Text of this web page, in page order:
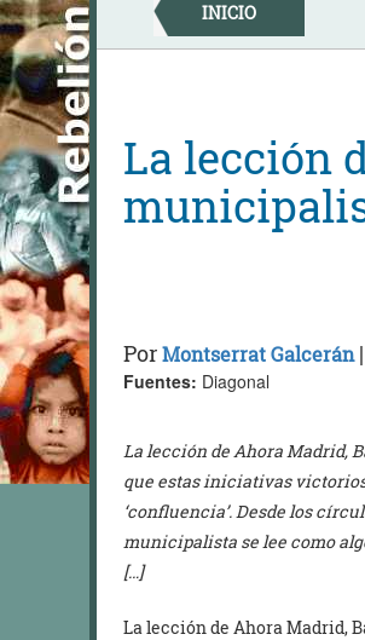
Skip
to
content
INICIO
La lección
PorMontserrat Galcerán|
Fuentes: Diagonal
La lección de Ahora Madrid,
que estas iniciativas
‘confluencia’. Desde los
municipalista se lee como
[…]
La lección de Ahora Madrid,